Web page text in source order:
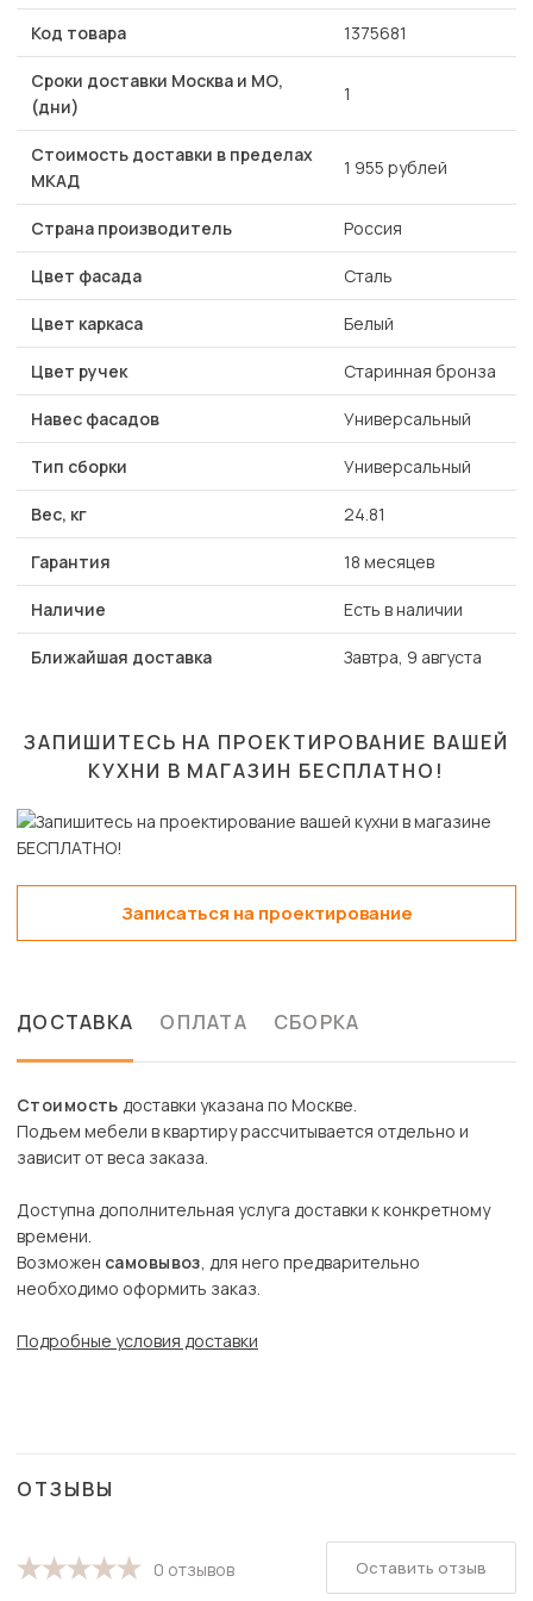
Код товара 1375681
Сроки доставки Москва и МО,
(дни)
1
Стоимость доставки в пределах
МКАД
1 955 рублей
Страна производитель Россия
Цвет фасада Сталь
Цвет каркаса Белый
Цвет ручек Старинная бронза
Навес фасадов Универсальный
Тип сборки Универсальный
Вес, кг 24.81
Гарантия 18 месяцев
Наличие Есть в наличии
Ближайшая доставка Завтра, 9 августа
ЗАПИШИТЕСЬ НА ПРОЕКТИРОВАНИЕ ВАШЕЙ
КУХНИ В МАГАЗИН БЕСПЛАТНО!
Записаться на проектирование
ДОСТАВКА ОПЛАТА СБОРКА
Стоимость доставки указана по Москве.
Подъем мебели в квартиру рассчитывается отдельно и
зависит от веса заказа.
Доступна дополнительная услуга доставки к конкретному
времени.
Возможен самовывоз, для него предварительно
необходимо оформить заказ.
Подробные условия доставки
ОТЗЫВЫ
0 отзывов Оставить отзыв